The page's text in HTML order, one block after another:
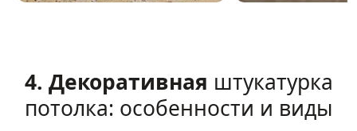
4. Декоративная штукатурка
потолка: особенности и виды